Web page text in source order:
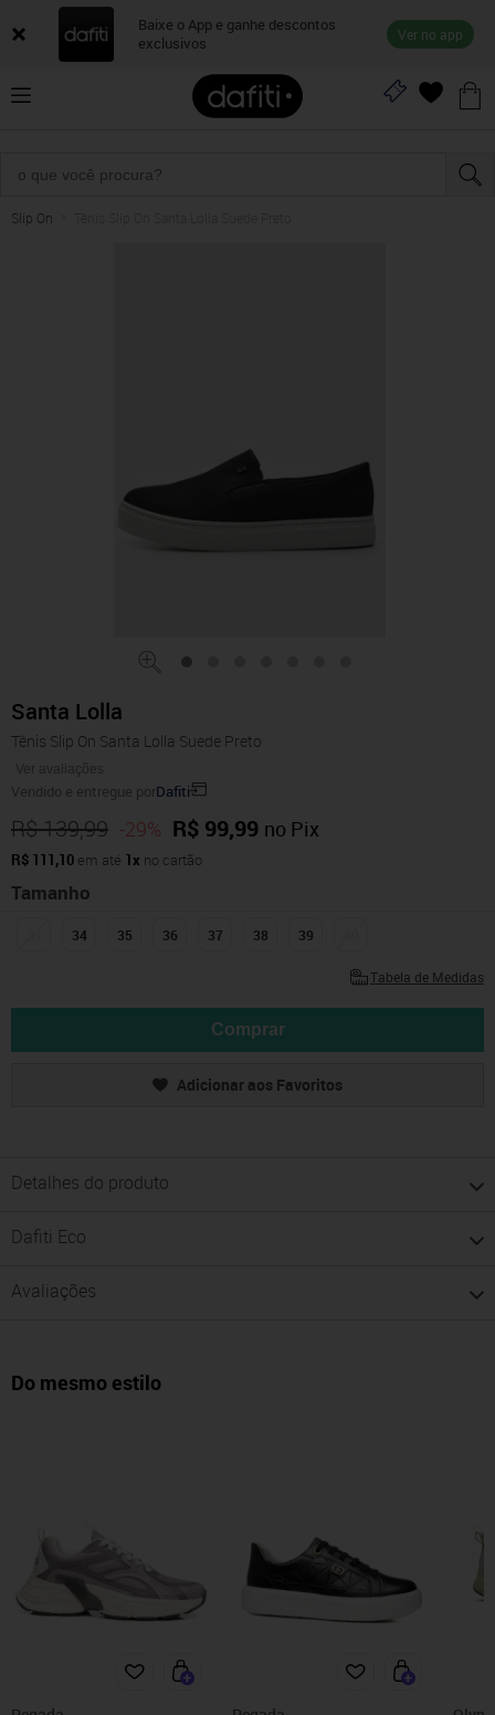
Baixe o App e ganhe descontos
exclusivos
Ver no app
Slip On
Santa Lolla
Tênis Slip On Santa Lolla Suede Preto
Ver avaliações
Vendido e entregue porDafiti
R$ 139,99 -29% R$ 99,99 no Pix
R$ 111,10 em até 1x no cartão
Tamanho
34 35 36 37 38 39
Tabela de Medidas
Comprar
Adicionar aos Favoritos
Detalhes do produto
Dafiti Eco
Avaliações
Do mesmo estilo